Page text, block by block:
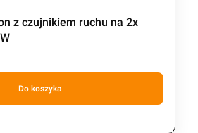
z czujnikiem ruchu na 2x
Do koszyka